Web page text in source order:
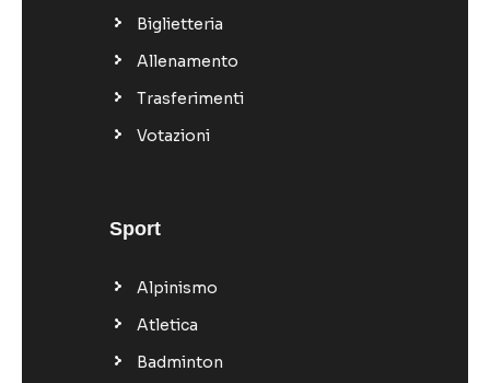
Biglietteria
Allenamento
Trasferimenti
Votazioni
Sport
Alpinismo
Atletica
Badminton